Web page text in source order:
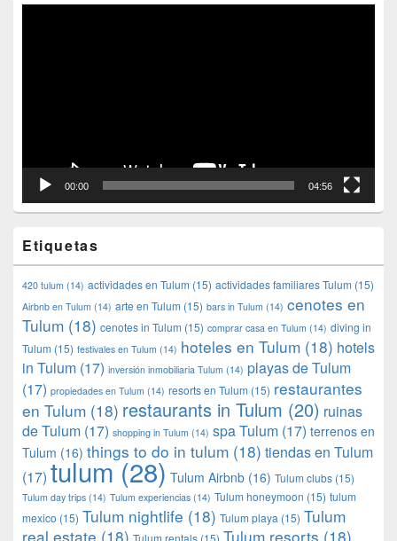
00:00 04:56
Etiquetas
420 tulum (14) actividades en Tulum (15) actividades familiares Tulum (15)
Airbnb en Tulum (14) arte en Tulum (15) bars in Tulum (14) cenotes en
Tulum (18) cenotes in Tulum (15) comprar casa en Tulum (14) diving in
Tulum (15) festivales en Tulum (14) hoteles en Tulum (18) hotels
in Tulum (17) inversión inmobiliaria Tulum (14) playas de Tulum
(17) propiedades en Tulum (14) resorts en Tulum (15) restaurantes
en Tulum (18) restaurants in Tulum (20) ruinas
de Tulum (17) shopping in Tulum (14) spa Tulum (17) terrenos en
Tulum (16) things to do in tulum (18) tiendas en Tulum
(17) tulum(28) Tulum Airbnb (16) Tulum clubs (15)
Tulum day trips (14) Tulum experiencias (14) Tulum honeymoon (15) tulum
mexico (15) Tulum nightlife (18) Tulum playa (15) Tulum
real estate (18) Tulum rentals (15) Tulum resorts (18)